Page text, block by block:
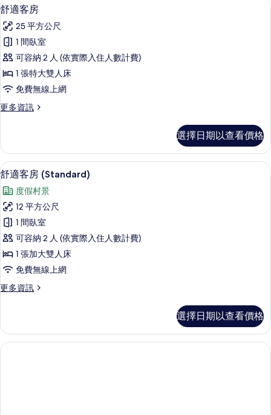
相
片
(Standard)
詳
情
顯
示
舒
適
客
房
的
所
相
片
11
舒適客房
25 平方公尺
1 間臥室
可容納 2 人 (依實際入住人數計費)
1 張特大雙人床
免費無線上網
更多資訊
更
客
房
的
情
選擇日期以查看價格
顯
示
舒
適
客
房
(Standard)
的
所
相
片
低過敏寢具、客房內保險箱、隔音、
7
舒適客房 (Standard)
度假村景
12 平方公尺
1 間臥室
可容納 2 人 (依實際入住人數計費)
1 張加大雙人床
免費無線上網
更多資訊
更
客
房
(Standard)
選擇日期以查看價格